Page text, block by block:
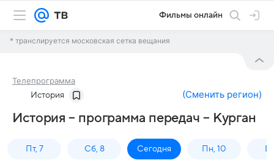
Фильмы онлайн
* транслируется московская сетка вещания
Телепрограмма
История (Сменить регион)
История – программа передач – Курган
Пт, 7 Сб, 8 Сегодня Пн, 10